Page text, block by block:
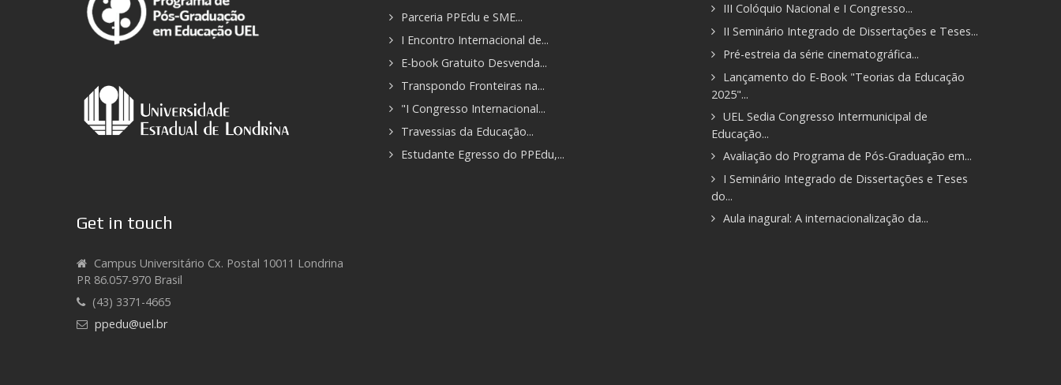
Get in touch
Campus Universitário Cx. Postal 10011 Londrina
PR 86.057-970 Brasil
(43) 3371-4665
ppedu@uel.br
Parceria PPEdu e SME...
I Encontro Internacional de...
E-book Gratuito Desvenda...
Transpondo Fronteiras na...
"I Congresso Internacional...
Travessias da Educação...
Estudante Egresso do PPEdu,...
III Colóquio Nacional e I Congresso...
II Seminário Integrado de Dissertações e Teses...
Pré-estreia da série cinematográfica...
Lançamento do E-Book "Teorias da Educação
2025"...
UEL Sedia Congresso Intermunicipal de
Educação...
Avaliação do Programa de Pós-Graduação em...
I Seminário Integrado de Dissertações e Teses
do...
Aula inagural: A internacionalização da...